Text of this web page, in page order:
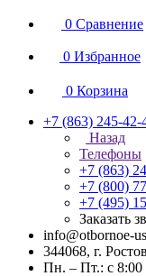
0 Сравнение
0 Избранное
0 Корзина
+7 (863) 245-42-
Назад
Телефоны
+7 (863)
+7 (800)
+7 (495)
Заказать
info@otbornoe-
344068, г.
Пн. – Пт.: с 8:00